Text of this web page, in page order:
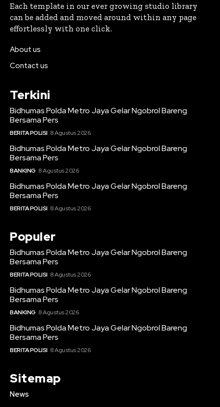
Each template in our ever growing studio library
can be added and moved around within any page
effortlessly with one click.
About us
Contact us
Terkini
Bidhumas Polda Metro Jaya Gelar Ngobrol Bareng
Bersama Pers
BERITA POLISI 8 Agustus 2026
Bidhumas Polda Metro Jaya Gelar Ngobrol Bareng
Bersama Pers
BANKING 8 Agustus 2026
Bidhumas Polda Metro Jaya Gelar Ngobrol Bareng
Bersama Pers
BERITA POLISI 8 Agustus 2026
Populer
Bidhumas Polda Metro Jaya Gelar Ngobrol Bareng
Bersama Pers
BERITA POLISI 8 Agustus 2026
Bidhumas Polda Metro Jaya Gelar Ngobrol Bareng
Bersama Pers
BANKING 8 Agustus 2026
Bidhumas Polda Metro Jaya Gelar Ngobrol Bareng
Bersama Pers
BERITA POLISI 8 Agustus 2026
Sitemap
News